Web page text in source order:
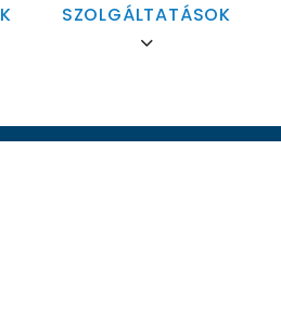
SZOLGÁLTATÁSOK